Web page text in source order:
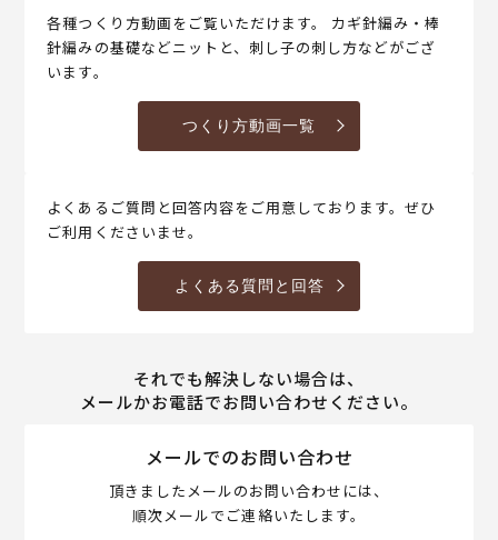
各種つくり方動画をご覧いただけます。 カギ針編み・棒
針編みの基礎などニットと、刺し子の刺し方などがござ
います。
つくり方動画一覧
よくあるご質問と回答内容をご用意しております。ぜひ
ご利用くださいませ。
よくある質問と回答
それでも解決しない場合は、
メールかお電話でお問い合わせください。
メールでのお問い合わせ
頂きましたメールのお問い合わせには、
順次メールでご連絡いたします。